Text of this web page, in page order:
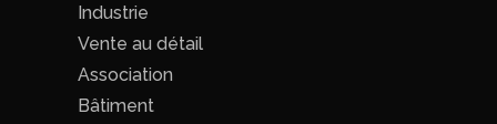
Industrie
Vente au détail
Association
Bâtiment